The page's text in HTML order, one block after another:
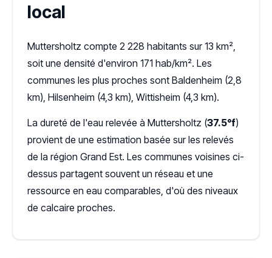
local
Muttersholtz compte 2 228 habitants sur 13 km²,
soit une densité d'environ 171 hab/km². Les
communes les plus proches sont Baldenheim (2,8
km), Hilsenheim (4,3 km), Wittisheim (4,3 km).
La dureté de l'eau relevée à Muttersholtz (37.5°f)
provient de une estimation basée sur les relevés
de la région Grand Est. Les communes voisines ci-
dessus partagent souvent un réseau et une
ressource en eau comparables, d'où des niveaux
de calcaire proches.